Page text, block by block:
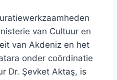
van Cultuur en
van Akdeniz en het
onder coördinatie
Dr. Şevket Aktaş, is